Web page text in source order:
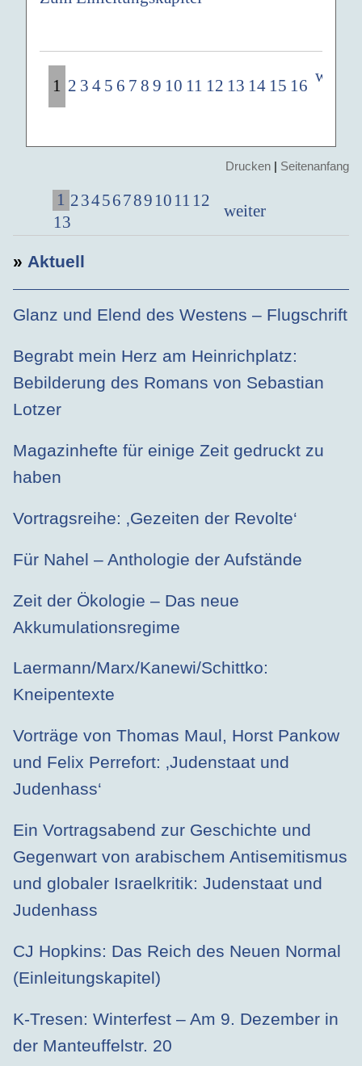
1 2 3 4 5 6 7 8 9 10 11 12 13 14 15 16 weiter
Drucken | Seitenanfang
1 23456789 10 11 12
13
weiter
» Aktuell
Glanz und Elend des Westens – Flugschrift
Begrabt mein Herz am Heinrichplatz:
Bebilderung des Romans von Sebastian
Lotzer
Magazinhefte für einige Zeit gedruckt zu
haben
Vortragsreihe: ‚Gezeiten der Revolte‘
Für Nahel – Anthologie der Aufstände
Zeit der Ökologie – Das neue
Akkumulationsregime
Laermann/Marx/Kanewi/Schittko:
Kneipentexte
Vorträge von Thomas Maul, Horst Pankow
und Felix Perrefort: ‚Judenstaat und
Judenhass‘
Ein Vortragsabend zur Geschichte und
Gegenwart von arabischem Antisemitismus
und globaler Israelkritik: Judenstaat und
Judenhass
CJ Hopkins: Das Reich des Neuen Normal
(Einleitungskapitel)
K-Tresen: Winterfest – Am 9. Dezember in
der Manteuffelstr. 20